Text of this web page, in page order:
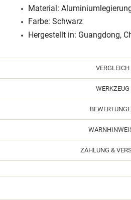
Material:
Farbe: Schwarz
Hergestellt in: Guangdong,
VERGLEICH
WERKZEUG
ZAHLUNG &